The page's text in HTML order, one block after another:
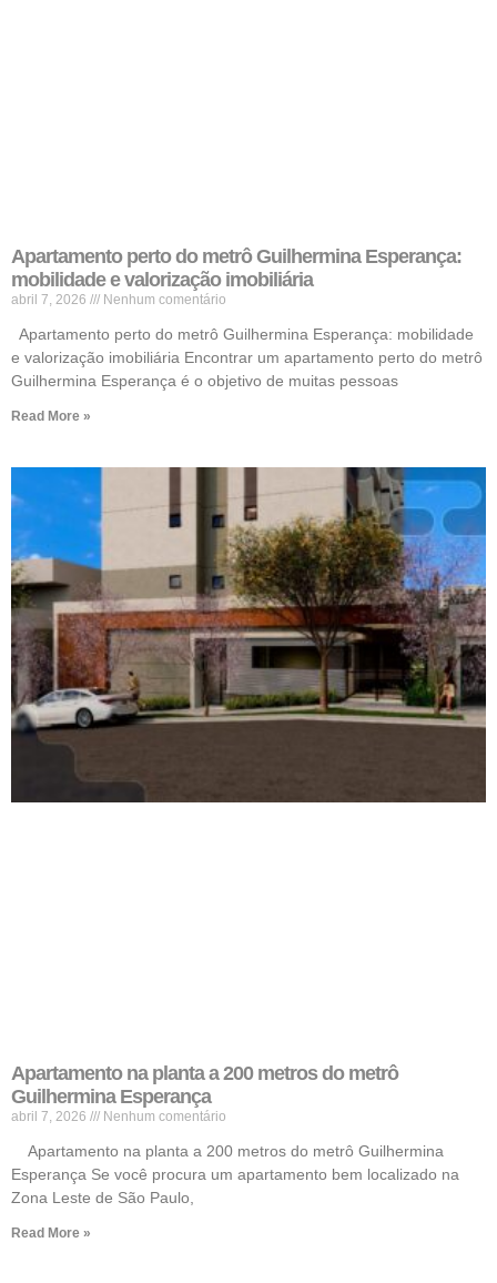
Apartamento perto do metrô Guilhermina Esperança:
mobilidade e valorização imobiliária
abril 7, 2026 Nenhum comentário
Apartamento perto do metrô Guilhermina Esperança: mobilidade
e valorização imobiliária Encontrar um apartamento perto do metrô
Guilhermina Esperança é o objetivo de muitas pessoas
Read More »
Apartamento na planta a 200 metros do metrô
Guilhermina Esperança
abril 7, 2026 Nenhum comentário
Apartamento na planta a 200 metros do metrô Guilhermina
Esperança Se você procura um apartamento bem localizado na
Zona Leste de São Paulo,
Read More »